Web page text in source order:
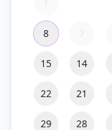
8
14
15
21
22
28
29